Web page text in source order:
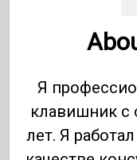
Я
клавишник с
лет. Я